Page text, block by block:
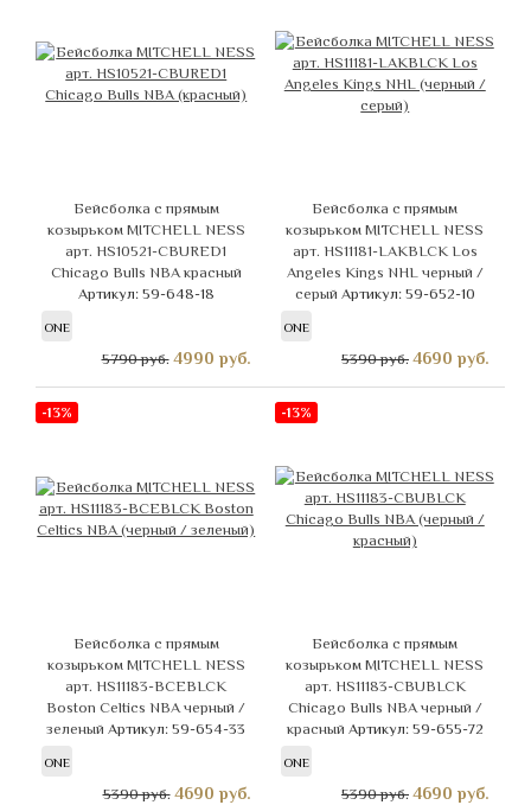
Бейсболка с прямым
козырьком MITCHELL NESS
арт. HS10521-CBURED1
Chicago Bulls NBA красный
Артикул: 59-648-18
ONE
5790 руб. 4990 руб.
Бейсболка с прямым
козырьком MITCHELL NESS
арт. HS11181-LAKBLCK Los
Angeles Kings NHL черный /
серый Артикул: 59-652-10
ONE
5390 руб. 4690 руб.
-13%
Бейсболка с прямым
козырьком MITCHELL NESS
арт. HS11183-BCEBLCK
Boston Celtics NBA черный /
зеленыйАртикул: 59-654-33
ONE
5390 руб. 4690 руб.
-13%
Бейсболка с прямым
козырьком MITCHELL NESS
арт. HS11183-CBUBLCK
Chicago Bulls NBA черный /
красный Артикул: 59-655-72
ONE
5390 руб. 4690 руб.